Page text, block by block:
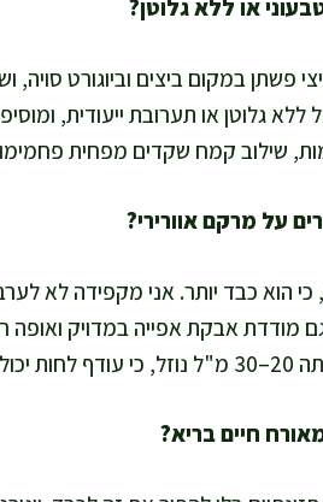
במקום ביצים וביוגורט סויה,
גלוטן או תערובת ייעודית,
שילוב קמח שקדים מפחית
הוא כבד יותר. אני מקפידה לא
מודדת אבקת אפייה במדויק